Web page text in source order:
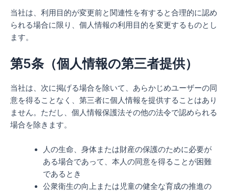
当社は、利用目的が変更前と関連性を有すると合理的に認め
られる場合に限り、個人情報の利用目的を変更するものとし
ます。
第5条（個人情報の第三者提供）
当社は、次に掲げる場合を除いて、あらかじめユーザーの同
意を得ることなく、第三者に個人情報を提供することはあり
ません。ただし、個人情報保護法その他の法令で認められる
場合を除きます。
人の生命、身体または財産の保護のために必要が
ある場合であって、本人の同意を得ることが困難
であるとき
公衆衛生の向上または児童の健全な育成の推進の